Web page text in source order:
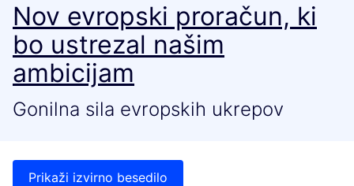
Nov evropski proračun, ki
bo ustrezal našim
ambicijam
Gonilna sila evropskih ukrepov
Prikaži izvirno besedilo